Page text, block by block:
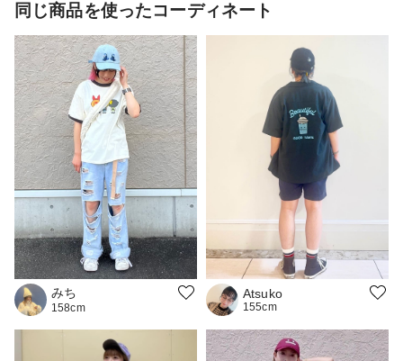
同じ商品を使ったコーディネート
みち
158cm
Atsuko
155cm